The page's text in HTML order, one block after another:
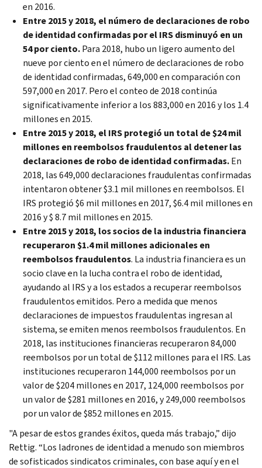
en 2016.
Entre 2015 y 2018, el número de declaraciones de robo
de identidad confirmadas por el IRS disminuyó en un
54 por ciento.Para 2018, hubo un ligero aumento del
nueve por ciento en el número de declaraciones de robo
de identidad confirmadas, 649,000 en comparación con
597,000 en 2017. Pero el conteo de 2018 continúa
significativamente inferior a los 883,000 en 2016 y los 1.4
millones en 2015.
Entre 2015 y 2018, el IRS protegió un total de $24 mil
millones en reembolsos fraudulentos al detener las
declaraciones de robo de identidad confirmadas.En
2018, las 649,000 declaraciones fraudulentas confirmadas
intentaron obtener $3.1 mil millones en reembolsos. El
IRS protegió $6 mil millones en 2017, $6.4 mil millones en
2016 y $ 8.7 mil millones en 2015.
Entre 2015 y 2018, los socios de la industria financiera
recuperaron $1.4 mil millones adicionales en
reembolsos fraudulentos. La industria financiera es un
socio clave en la lucha contra el robo de identidad,
ayudando al IRS y a los estados a recuperar reembolsos
fraudulentos emitidos. Pero a medida que menos
declaraciones de impuestos fraudulentas ingresan al
sistema, se emiten menos reembolsos fraudulentos. En
2018, las instituciones financieras recuperaron 84,000
reembolsos por un total de $112 millones para el IRS. Las
instituciones recuperaron 144,000 reembolsos por un
valor de $204 millones en 2017, 124,000 reembolsos por
un valor de $281 millones en 2016, y 249,000 reembolsos
por un valor de $852 millones en 2015.
"A pesar de estos grandes éxitos, queda más trabajo,” dijo
Rettig. “Los ladrones de identidad a menudo son miembros
de sofisticados sindicatos criminales, con base aquí y en el